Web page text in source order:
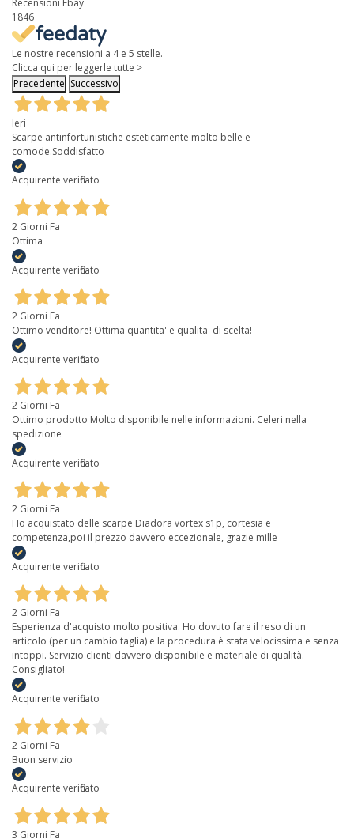
1846
Le nostre recensioni a 4 e 5 stelle.
Clicca qui per leggerle tutte >
Precedente Successivo
Ieri
Scarpe antinfortunistiche esteticamente molto belle e
comode.Soddisfatto
Acquirente verificato
2 Giorni Fa
Ottima
Acquirente verificato
2 Giorni Fa
Ottimo venditore! Ottima quantita' e qualita' di scelta!
Acquirente verificato
2 Giorni Fa
Ottimo prodotto Molto disponibile nelle informazioni. Celeri nella
spedizione
Acquirente verificato
2 Giorni Fa
Ho acquistato delle scarpe Diadora vortex s1p, cortesia e
competenza,poi il prezzo davvero eccezionale, grazie mille
Acquirente verificato
2 Giorni Fa
Esperienza d'acquisto molto positiva. Ho dovuto fare il reso di un
articolo (per un cambio taglia) e la procedura è stata velocissima e senza
intoppi. Servizio clienti davvero disponibile e materiale di qualità.
Consigliato!
Acquirente verificato
2 Giorni Fa
Buon servizio
Acquirente verificato
3 Giorni Fa